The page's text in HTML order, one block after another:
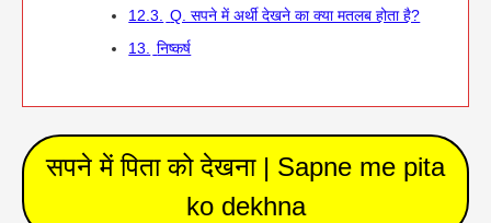
12.3.
Q. सपने में अर्थी देखने का क्या मतलब होता है?
13.
निष्कर्ष
सपने में पिता को देखना | Sapne me pita
ko dekhna